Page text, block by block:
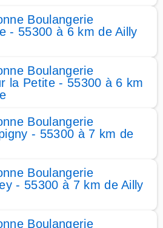
Boulangerie
- 55300 à 6 km de Ailly
Boulangerie
la Petite - 55300 à 6 km
Boulangerie
- 55300 à 7 km de
Boulangerie
- 55300 à 7 km de Ailly
Boulangerie